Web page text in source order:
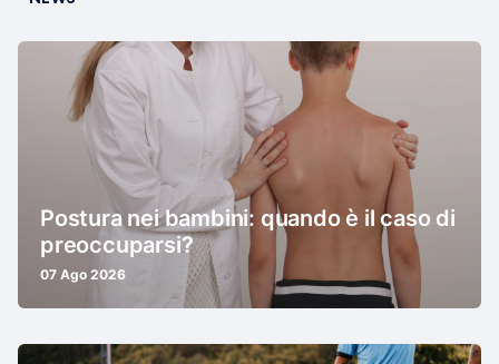
Postura nei bambini: quando è il caso di
preoccuparsi?
07 Ago 2026